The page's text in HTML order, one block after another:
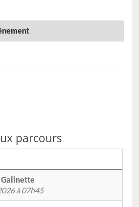
parcours
à 07h45